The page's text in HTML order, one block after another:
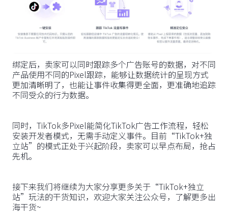
绑定后，卖家可以同时跟踪多个广告账号的数据，对不同
产品使用不同的Pixel跟踪，能够让数据统计的呈现方式
更加清晰明了，也能让事件收集得更全面，更准确地追踪
不同受众的行为数据。
同时，TikTok多Pixel能简化TikTok广告工作流程，轻松
安装开发者模式，无需手动定义事件。目前“TikTok+独
立站”的模式正处于兴起阶段，卖家可以早点布局，抢占
先机。
接下来我们将继续为大家分享更多关于“TikTok+独立
站”玩法的干货知识，欢迎大家关注公众号，了解更多出
海干货~